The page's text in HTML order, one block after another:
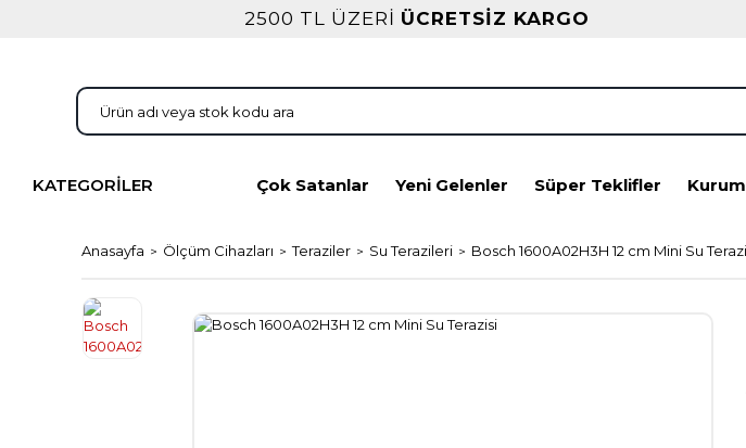
2500 TL ÜZERİ ÜCRETSİZ KARGO
KATEGORİLER Çok Satanlar Yeni Gelenler Süper Teklifler
Anasayfa Ölçüm Cihazları Teraziler Su Terazileri Bosch 1600A02H3H 12 cm Mini Su